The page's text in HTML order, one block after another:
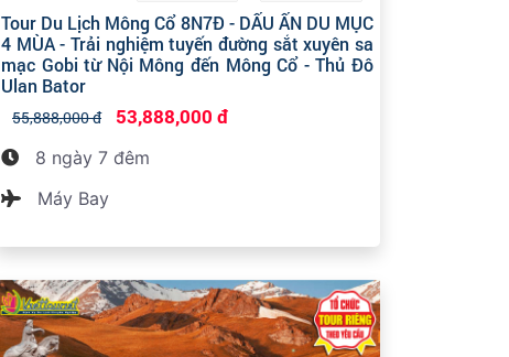
Tour Du Lịch Mông Cổ 8N7Đ - DẤU ẤN DU MỤC
4 MÙA - Trải nghiệm tuyến đường sắt xuyên sa
mạc Gobi từ Nội Mông đến Mông Cổ - Thủ Đô
Ulan Bator
55,888,000 đ 53,888,000 đ
8 ngày 7 đêm
Máy Bay